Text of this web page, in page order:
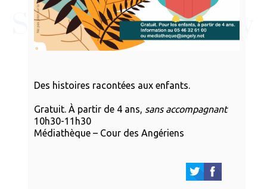
Des histoires racontées aux enfants.
Gratuit. À partir de 4 ans, sans accompagnant
10h30-11h30
Médiathèque – Cour des Angériens